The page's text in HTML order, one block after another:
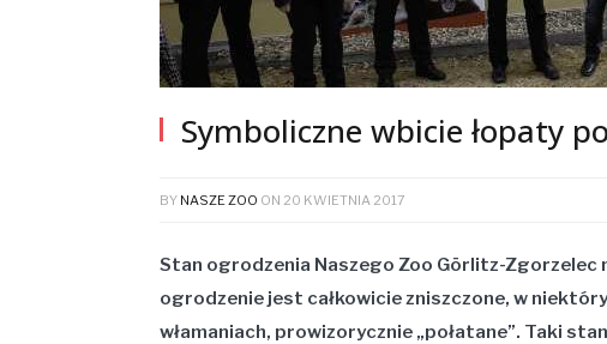
Symboliczne wbicie łopaty
BY NASZE ZOO ON 20 KWIETNIA 2017
Stan ogrodzenia Naszego Zoo Görlitz-Zgorzelec
ogrodzenie jest całkowicie zniszczone, w
włamaniach, prowizorycznie „połatane”. Taki